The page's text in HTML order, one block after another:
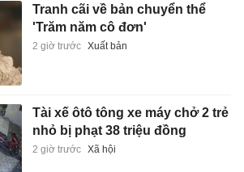
Tranh cãi về bản chuyển thể
'Trăm năm cô đơn'
2 giờ trước Xuất bản
Tài xế ôtô tông xe máy chở 2 trẻ
nhỏ bị phạt 38 triệu đồng
2 giờ trước Xã hội